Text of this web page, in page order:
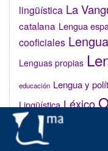
lingüística La
catalana Lengua
cooficiales
Lenguas propias
educación Lengua y
Lingüística Léxico
lingüística
Valenciano